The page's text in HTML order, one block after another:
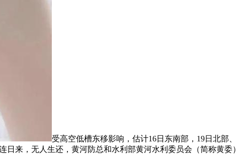
受高空低槽东移影响，估计16日东南部，19日北部、
来，无人生还，黄河防总和水利部黄河水利委员会（简称黄委）